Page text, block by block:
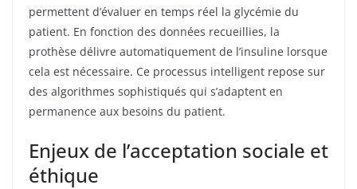
permettent d’évaluer en temps réel la glycémie du
patient. En fonction des données recueillies, la
prothèse délivre automatiquement de l’insuline lorsque
cela est nécessaire. Ce processus intelligent repose sur
des algorithmes sophistiqués qui s’adaptent en
permanence aux besoins du patient.
Enjeux de l’acceptation sociale et
éthique